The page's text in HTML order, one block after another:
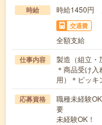
時給 時給1450円
交通費
全額支給
仕事内容
製造（組立・
＊商品受け
用）＊ピッ
応募資格
職種未経験
要
未経験OK！